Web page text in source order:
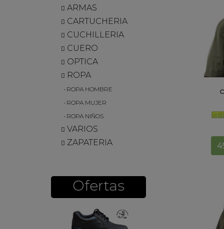
ARMAS
CARTUCHERIA
CUCHILLERIA
CUERO
OPTICA
ROPA
• ROPA HOMBRE
• ROPA MUJER
• ROPA NIÑOS
VARIOS
ZAPATERIA
Ofertas